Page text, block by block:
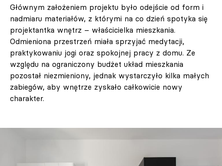
Głównym założeniem projektu było odejście od form i
nadmiaru materiałów, z którymi na co dzień spotyka się
projektantka wnętrz – właścicielka mieszkania.
Odmieniona przestrzeń miała sprzyjać medytacji,
praktykowaniu jogi oraz spokojnej pracy z domu. Ze
względu na ograniczony budżet układ mieszkania
pozostał niezmieniony, jednak wystarczyło kilka małych
zabiegów, aby wnętrze zyskało całkowicie nowy
charakter.